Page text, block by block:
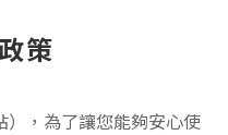
策
），為了讓您能夠安心使